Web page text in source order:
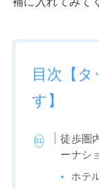
目次【タ
す】
徒歩圏
ーナシ
ホテ